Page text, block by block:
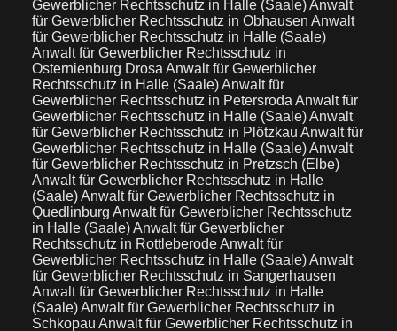
Gewerblicher Rechtsschutz in Halle (Saale)Anwalt
für Gewerblicher Rechtsschutz in Obhausen Anwalt
für Gewerblicher Rechtsschutz in Halle (Saale)
Anwalt für Gewerblicher Rechtsschutz in
Osternienburg Drosa Anwalt für Gewerblicher
Rechtsschutz in Halle (Saale)Anwalt für
Gewerblicher Rechtsschutz in Petersroda Anwalt für
Gewerblicher Rechtsschutz in Halle (Saale)Anwalt
für Gewerblicher Rechtsschutz in Plötzkau Anwalt für
Gewerblicher Rechtsschutz in Halle (Saale)Anwalt
für Gewerblicher Rechtsschutz in Pretzsch (Elbe)
Anwalt für Gewerblicher Rechtsschutz in Halle
(Saale)Anwalt für Gewerblicher Rechtsschutz in
Quedlinburg Anwalt für Gewerblicher Rechtsschutz
in Halle (Saale)Anwalt für Gewerblicher
Rechtsschutz in RottleberodeAnwalt für
Gewerblicher Rechtsschutz in Halle (Saale)Anwalt
für Gewerblicher Rechtsschutz in Sangerhausen
Anwalt für Gewerblicher Rechtsschutz in Halle
(Saale)Anwalt für Gewerblicher Rechtsschutz in
Schkopau Anwalt für Gewerblicher Rechtsschutz in